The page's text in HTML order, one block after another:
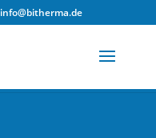
info@bitherma.de